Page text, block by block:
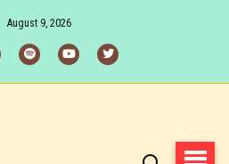
August 9, 2026